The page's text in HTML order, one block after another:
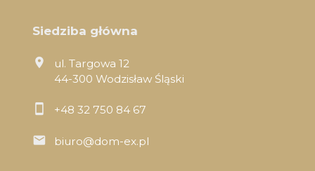
Siedziba główna
ul. Targowa 12
44-300 Wodzisław Śląski
+48 32 750 84 67
biuro@dom-ex.pl